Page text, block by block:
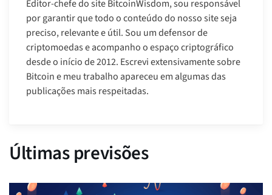
Editor-chefe do site BitcoinWisdom, sou responsável
por garantir que todo o conteúdo do nosso site seja
preciso, relevante e útil. Sou um defensor de
criptomoedas e acompanho o espaço criptográfico
desde o início de 2012. Escrevi extensivamente sobre
Bitcoin e meu trabalho apareceu em algumas das
publicações mais respeitadas.
Últimas previsões